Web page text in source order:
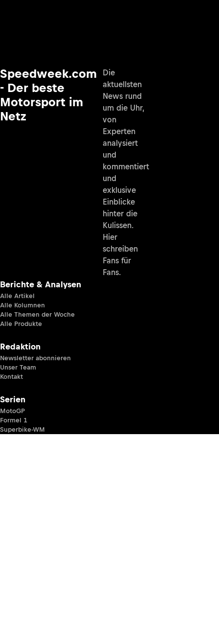
Speedweek.com
- Der beste
Motorsport im
Netz
Die
aktuellsten
News rund
um die Uhr,
von
Experten
analysiert
und
kommentiert
und
exklusive
Einblicke
hinter die
Kulissen.
Hier
schreiben
Fans für
Fans.
Berichte & Analysen
Alle Artikel
Alle Kolumnen
Alle Themen der Woche
Alle Produkte
Redaktion
Newsletter abonnieren
Unser Team
Kontakt
Serien
MotoGP
Formel 1
Superbike-WM